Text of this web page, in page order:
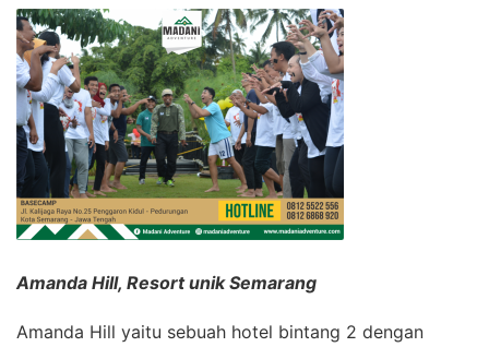
Amanda Hill, Resort unik Semarang
Amanda Hill yaitu sebuah hotel bintang 2 dengan